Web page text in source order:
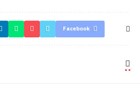
Facebook